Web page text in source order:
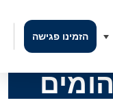
הזמינו פגישה